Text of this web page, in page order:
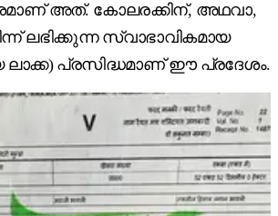
അത്. കോലരക്കിന്, അഥവാ,
ലഭിക്കുന്ന സ്വാഭാവികമായ
ലാക്ക) പ്രസിദ്ധമാണ് ഈ പ്രദേശം.